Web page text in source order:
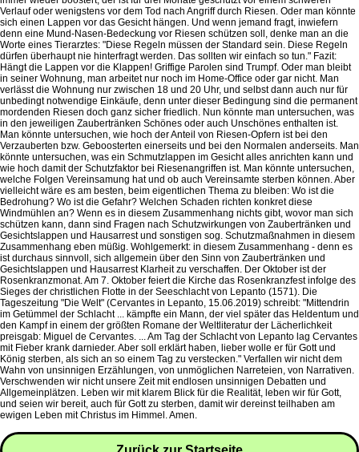
Verlauf oder wenigstens vor dem Tod nach Angriff durch Riesen. Oder man könnte
sich einen Lappen vor das Gesicht hängen. Und wenn jemand fragt, inwiefern
denn eine Mund-Nasen-Bedeckung vor Riesen schützen soll, denke man an die
Worte eines Tierarztes: "Diese Regeln müssen der Standard sein. Diese Regeln
dürfen überhaupt nie hinterfragt werden. Das sollten wir einfach so tun." Fazit:
Hängt die Lappen vor die Klappen! Griffige Parolen sind Trumpf. Oder man bleibt
in seiner Wohnung, man arbeitet nur noch im Home-Office oder gar nicht. Man
verlässt die Wohnung nur zwischen 18 und 20 Uhr, und selbst dann auch nur für
unbedingt notwendige Einkäufe, denn unter dieser Bedingung sind die permanent
mordenden Riesen doch ganz sicher friedlich. Nun könnte man untersuchen, was
in den jeweiligen Zaubertränken Schönes oder auch Unschönes enthalten ist.
Man könnte untersuchen, wie hoch der Anteil von Riesen-Opfern ist bei den
Verzauberten bzw. Geboosterten einerseits und bei den Normalen anderseits. Man
könnte untersuchen, was ein Schmutzlappen im Gesicht alles anrichten kann und
wie hoch damit der Schutzfaktor bei Riesenangriffen ist. Man könnte untersuchen,
welche Folgen Vereinsamung hat und ob auch Vereinsamte sterben können. Aber
vielleicht wäre es am besten, beim eigentlichen Thema zu bleiben: Wo ist die
Bedrohung? Wo ist die Gefahr? Welchen Schaden richten konkret diese
Windmühlen an? Wenn es in diesem Zusammenhang nichts gibt, wovor man sich
schützen kann, dann sind Fragen nach Schutzwirkungen von Zaubertränken und
Gesichtslappen und Hausarrest und sonstigen sog. Schutzmaßnahmen in diesem
Zusammenhang eben müßig. Wohlgemerkt: in diesem Zusammenhang - denn es
ist durchaus sinnvoll, sich allgemein über den Sinn von Zaubertränken und
Gesichtslappen und Hausarrest Klarheit zu verschaffen. Der Oktober ist der
Rosenkranzmonat. Am 7. Oktober feiert die Kirche das Rosenkranzfest infolge des
Sieges der christlichen Flotte in der Seeschlacht von Lepanto (1571). Die
Tageszeitung "Die Welt" (Cervantes in Lepanto, 15.06.2019) schreibt: "Mittendrin
im Getümmel der Schlacht ... kämpfte ein Mann, der viel später das Heldentum und
den Kampf in einem der größten Romane der Weltliteratur der Lächerlichkeit
preisgab: Miguel de Cervantes. ... Am Tag der Schlacht von Lepanto lag Cervantes
mit Fieber krank darnieder. Aber soll erklärt haben, lieber wolle er für Gott und
König sterben, als sich an so einem Tag zu verstecken." Verfallen wir nicht dem
Wahn von unsinnigen Erzählungen, von unmöglichen Narreteien, von Narrativen.
Verschwenden wir nicht unsere Zeit mit endlosen unsinnigen Debatten und
Allgemeinplätzen. Leben wir mit klarem Blick für die Realität, leben wir für Gott,
und seien wir bereit, auch für Gott zu sterben, damit wir dereinst teilhaben am
ewigen Leben mit Christus im Himmel. Amen.